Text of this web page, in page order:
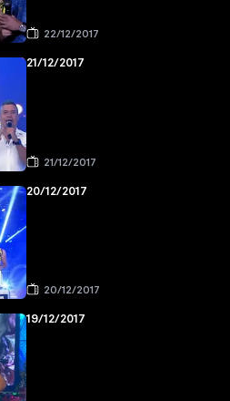
22/12/2017
21/12/2017
21/12/2017
20/12/2017
20/12/2017
19/12/2017